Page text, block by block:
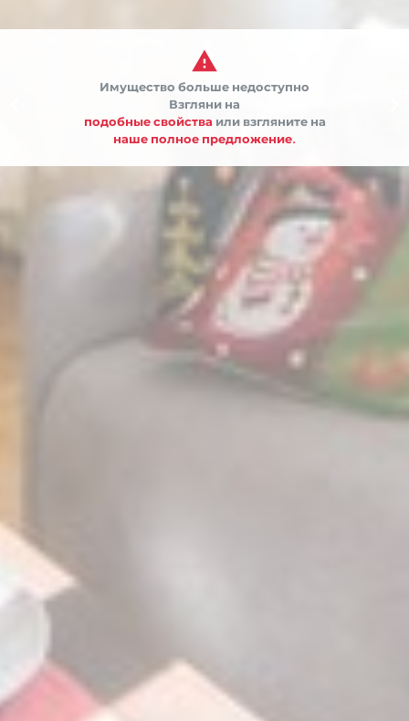

Имущество больше недоступно
Взгляни на
подобные свойства или взгляните на
наше полное предложение.